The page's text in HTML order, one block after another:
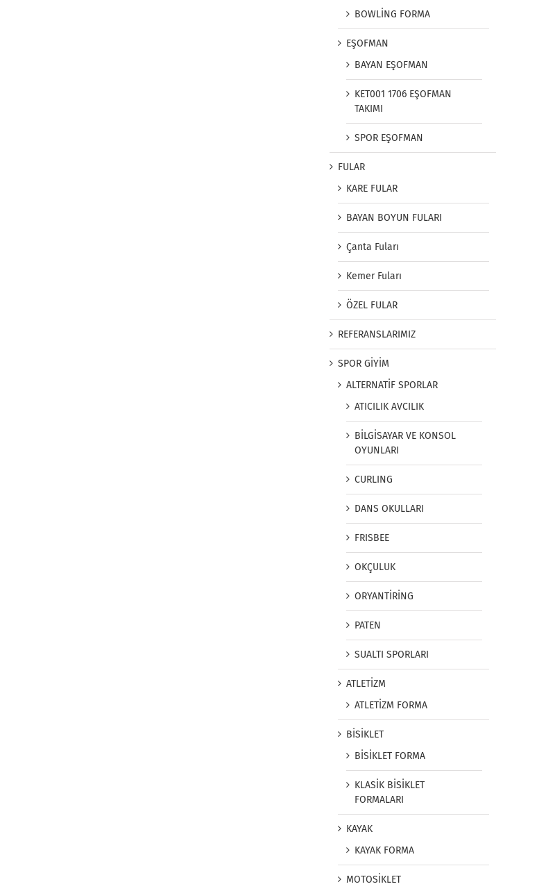
BOWLİNG FORMA
EŞOFMAN
BAYAN EŞOFMAN
KET001 1706 EŞOFMAN
TAKIMI
SPOR EŞOFMAN
FULAR
KARE FULAR
BAYAN BOYUN FULARI
Çanta Fuları
Kemer Fuları
ÖZEL FULAR
REFERANSLARIMIZ
SPOR GİYİM
ALTERNATİF SPORLAR
ATICILIK AVCILIK
BİLGİSAYAR VE KONSOL
OYUNLARI
CURLING
DANS OKULLARI
FRISBEE
OKÇULUK
ORYANTİRİNG
PATEN
SUALTI SPORLARI
ATLETİZM
ATLETİZM FORMA
BİSİKLET
BİSİKLET FORMA
KLASİK BİSİKLET
FORMALARI
KAYAK
KAYAK FORMA
MOTOSİKLET